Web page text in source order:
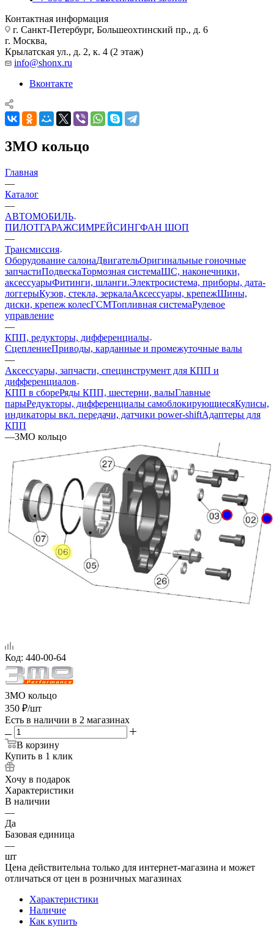
Контактная информация
г. Санкт-Петербург, Большеохтинский пр., д. 6
г. Москва,
Крылатская ул., д. 2, к. 4 (2 этаж)
info@shonx.ru
Вконтакте
3MO кольцо
Главная
—
Каталог
—
АВТОМОБИЛЬ
ПИЛОТГАРАЖСИМРЕЙСИНГФАН ШОП
—
Трансмиссия
Оборудование салонаДвигательОригинальные гоночные
запчастиПодвескаТормозная системаШС, наконечники,
аксессуарыФитинги, шланги.Электросистема, приборы, дата-
логгерыКузов, стекла, зеркалаАксессуары, крепежШины,
диски, крепеж колесГСМТопливная системаРулевое
управление
—
КПП, редукторы, дифференциалы
СцеплениеПриводы, карданные и промежуточные валы
—
Аксессуары, запчасти, специнструмент для КПП и
дифференциалов
КПП в сбореРяды КПП, шестерни, валыГлавные
парыРедукторы, дифференциалы самоблокирующиесяКулисы,
индикаторы вкл. передачи, датчики power-shiftАдаптеры для
КПП
—3MO кольцо
Код: 440-00-64
3MO кольцо
350 ₽/шт
Есть в наличии в 2 магазинах
В корзину
Купить в 1 клик
Хочу в подарок
Характеристики
В наличии
—
Да
Базовая единица
—
шт
Цена действительна только для интернет-магазина и может
отличаться от цен в розничных магазинах
Характеристики
Наличие
Как купить